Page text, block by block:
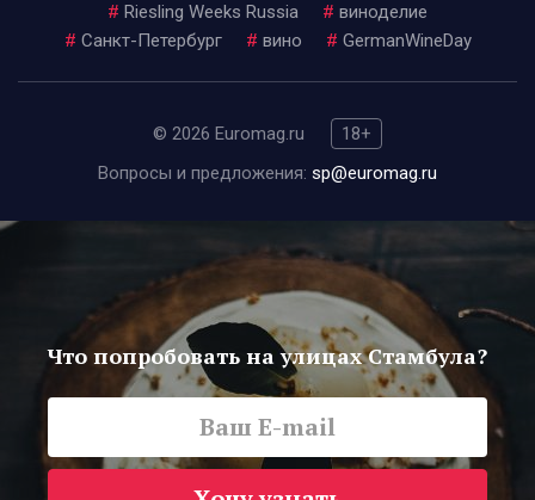
# Riesling Weeks Russia # виноделие
# Санкт-Петербург # вино # GermanWineDay
© 2026 Euromag.ru
18+
Вопросы и предложения: sp@euromag.ru
Что попробовать на улицах Стамбула?